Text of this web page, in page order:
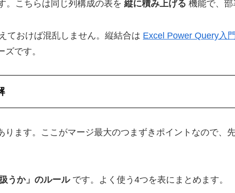
。こちらは同じ列構成の表を 縦に積み上げる 機能で、部
ておけば混乱しません。縦結合は Excel Power Query入
です。
ます。ここがマージ最大のつまずきポイントなので、
うか」のルールです。よく使う4つを表にまとめます。